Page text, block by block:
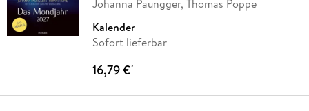
Johanna Paungger, Thomas Poppe
Kalender
Sofort lieferbar
16,79 €*